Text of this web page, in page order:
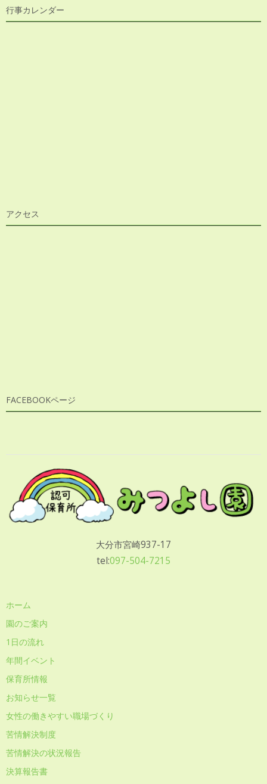
行事カレンダー
アクセス
FACEBOOKページ
大分市宮崎937-17
tel:097-504-7215
ホーム
園のご案内
1日の流れ
年間イベント
保育所情報
お知らせ一覧
女性の働きやすい職場づくり
苦情解決制度
苦情解決の状況報告
決算報告書